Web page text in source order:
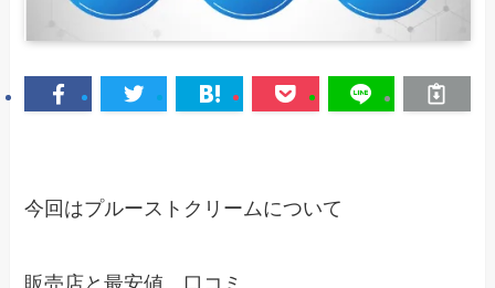
今回はプルーストクリームについて
販売店と最安値、口コミ